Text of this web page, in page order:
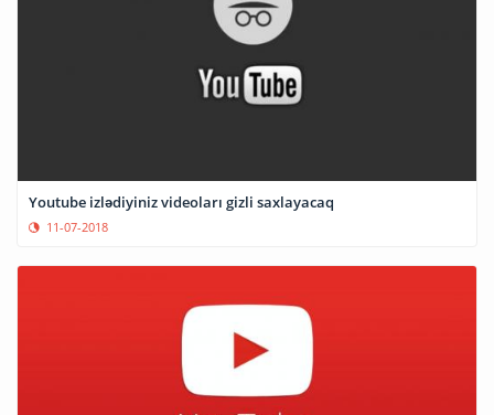
Youtube izlədiyiniz videoları gizli saxlayacaq
11-07-2018